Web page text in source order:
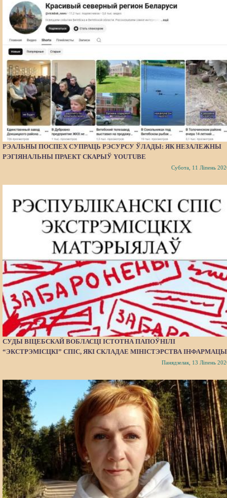
РЭАЛЬНЫ ПОСПЕХ СУПРАЦЬ РЭСУРСУ ЎЛАДЫ: ЯК НЕЗАЛЕЖНЫ
РЭГІЯНАЛЬНЫ ПРАЕКТ СКАРЫЎ YOUTUBE
Субота, 11 Ліпень
СУДЫ ВІЦЕБСКАЙ ВОБЛАСЦІ ІСТОТНА ПАПОЎНІЛІ
“ЭКСТРЭМІСЦКІ” СПІС, ЯКІ СКЛАДАЕ МІНІСТЭРСТВА
Панядзелак, 13 Ліпень